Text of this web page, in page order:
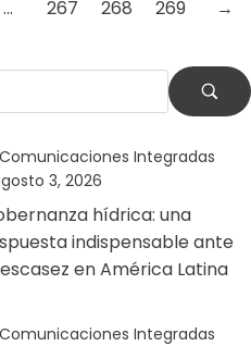
… 267 268 269 →
Comunicaciones Integradas
3, 2026
hídrica: una
indispensable ante
en América Latina
Comunicaciones Integradas